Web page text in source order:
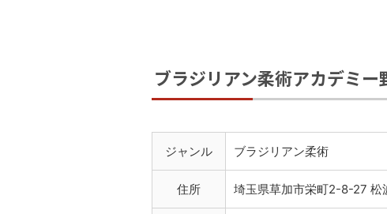
ブラジリアン柔術アカデミ
ジャンル ブラジリアン柔術
住所 埼玉県草加市栄町2-8-27 松